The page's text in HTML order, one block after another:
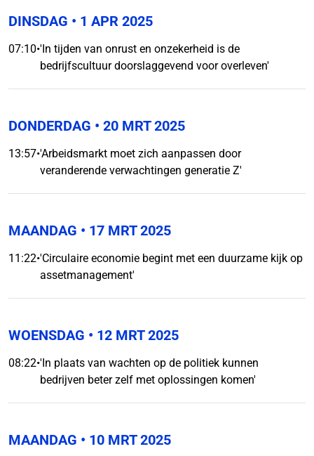
DINSDAG • 1 APR 2025
07:10•'In tijden van onrust en onzekerheid is de
bedrijfscultuur doorslaggevend voor overleven'
DONDERDAG • 20 MRT 2025
13:57•'Arbeidsmarkt moet zich aanpassen door
veranderende verwachtingen generatie Z'
MAANDAG • 17 MRT 2025
11:22•'Circulaire economie begint met een duurzame kijk op
assetmanagement'
WOENSDAG • 12 MRT 2025
08:22•'In plaats van wachten op de politiek kunnen
bedrijven beter zelf met oplossingen komen'
MAANDAG • 10 MRT 2025